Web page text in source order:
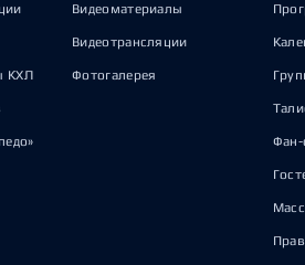
КХЛ
Видеоматериалы
Видеотрансляции
Фотогалерея
Фан-